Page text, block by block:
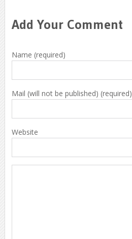
Add Your Comment
Name (required)
Mail (will not be published) (required)
Website